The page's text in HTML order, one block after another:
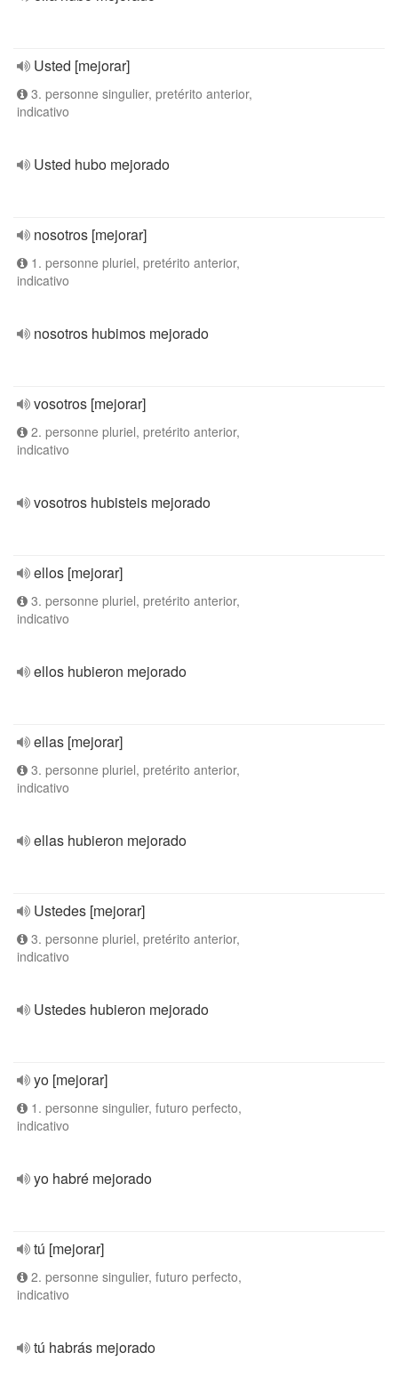
Usted [mejorar]
3. personne singulier, pretérito anterior,
indicativo
Usted hubo mejorado
nosotros [mejorar]
1. personne pluriel, pretérito anterior,
indicativo
nosotros hubimos mejorado
vosotros [mejorar]
2. personne pluriel, pretérito anterior,
indicativo
vosotros hubisteis mejorado
ellos [mejorar]
3. personne pluriel, pretérito anterior,
indicativo
ellos hubieron mejorado
ellas [mejorar]
3. personne pluriel, pretérito anterior,
indicativo
ellas hubieron mejorado
Ustedes [mejorar]
3. personne pluriel, pretérito anterior,
indicativo
Ustedes hubieron mejorado
yo [mejorar]
1. personne singulier, futuro perfecto,
indicativo
yo habré mejorado
tú [mejorar]
2. personne singulier, futuro perfecto,
indicativo
tú habrás mejorado